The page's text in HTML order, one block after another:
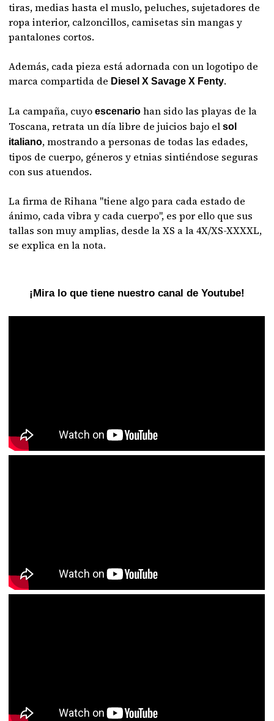
tiras, medias hasta el muslo, peluches, sujetadores de
ropa interior, calzoncillos, camisetas sin mangas y
pantalones cortos.
Además, cada pieza está adornada con un logotipo de
marca compartida de Diesel X Savage X Fenty.
La campaña, cuyoescenariohan sido las playas de la
Toscana, retrata un día libre de juicios bajo elsol
italiano, mostrando a personas de todas las edades,
tipos de cuerpo, géneros y etnias sintiéndose seguras
con sus atuendos.
La firma de Rihana "tiene algo para cada estado de
ánimo, cada vibra y cada cuerpo", es por ello que sus
tallas son muy amplias, desde la XS a la 4X/XS-XXXXL,
se explica en la nota.
¡Mira lo que tiene nuestro canal de Youtube!